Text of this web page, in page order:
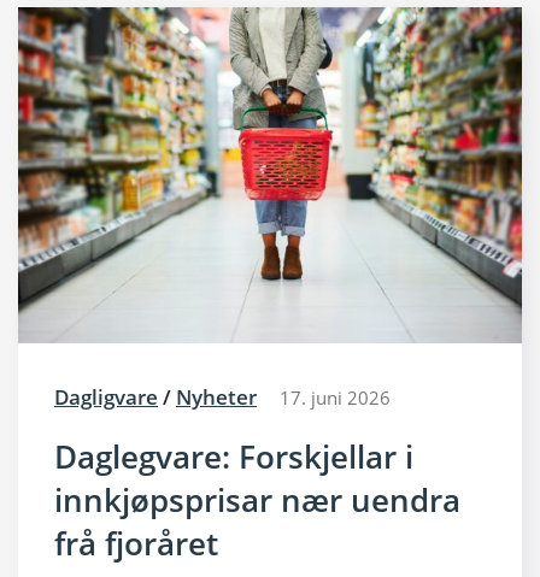
Dagligvare / Nyheter 17. juni 2026
Daglegvare: Forskjellar i
innkjøpsprisar nær uendra
frå fjoråret